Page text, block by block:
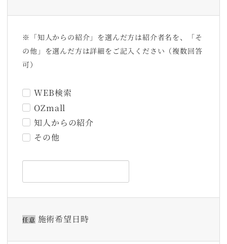
※「知人からの紹介」を選んだ方は紹介者名を、「そ
の他」を選んだ方は詳細をご記入ください（複数回答
可）
WEB検索
OZmall
知人からの紹介
その他
任意施術希望日時